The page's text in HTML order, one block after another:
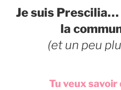
Je suis
la
(et un peu
Tu veux savoir